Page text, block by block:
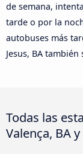
de semana,
tarde o por la
autobuses más
Jesus, BA
Todas las
Valença, BA